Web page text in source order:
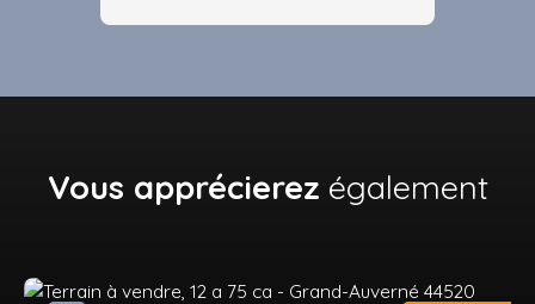
Vous apprécierez également